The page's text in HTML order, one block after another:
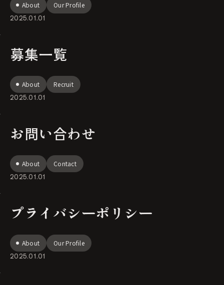
About Our Profile
2025.01.01
募集一覧
About Recruit
2025.01.01
お問い合わせ
About Contact
2025.01.01
プライバシーポリシー
About Our Profile
2025.01.01